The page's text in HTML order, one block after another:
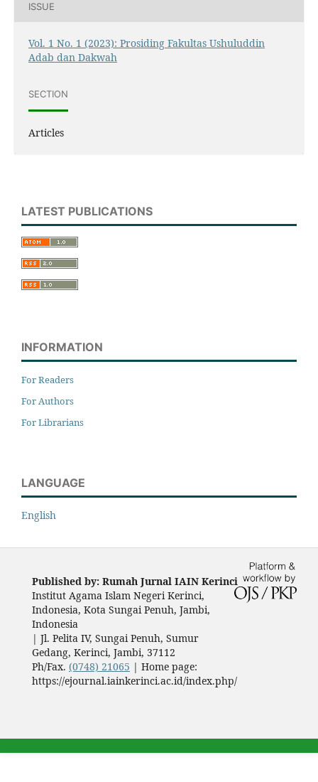
ISSUE
Vol. 1 No. 1 (2023): Prosiding Fakultas Ushuluddin
Adab dan Dakwah
SECTION
Articles
LATEST PUBLICATIONS
INFORMATION
For Readers
For Authors
For Librarians
LANGUAGE
English
Published by: Rumah Jurnal IAIN Kerinci
Institut Agama Islam Negeri Kerinci,
Indonesia, Kota Sungai Penuh, Jambi,
Indonesia
| Jl. Pelita IV, Sungai Penuh, Sumur
Gedang, Kerinci, Jambi, 37112
Ph/Fax. (0748) 21065 | Home page:
https://ejournal.iainkerinci.ac.id/index.php/